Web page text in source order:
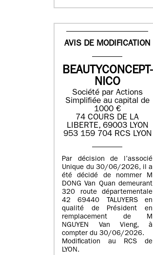
AVIS DE MODIFICATION
BEAUTYCONCEPT-
NICO
Société par Actions
Simplifiée au capital de
1000 €
74 COURS DE LA
LIBERTE, 69003 LYON
953 159 704 RCS LYON
Par décision de l’associé
Unique du 30/06/2026, il a
été décidé de nommer M
DONG Van Quan demeurant
320 route départementale
42 69440 TALUYERS en
qualité de Président en
remplacement de M
NGUYEN Van Vieng, à
compter du 30/06/2026.
Modification au RCS de
LYON.